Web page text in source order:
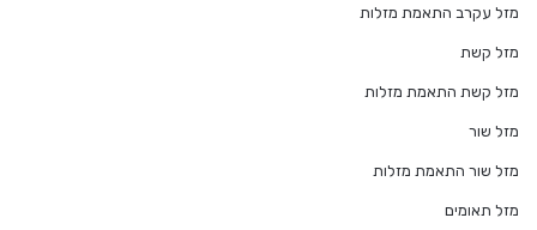
מזל עקרב התאמת מזלות
מזל קשת
מזל קשת התאמת מזלות
מזל שור
מזל שור התאמת מזלות
מזל תאומים